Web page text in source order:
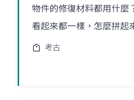
物件的修復材料都用什麼
看起來都一樣，怎麼拼起
考古